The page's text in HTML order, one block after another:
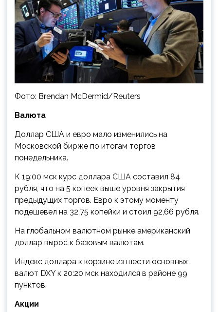
Фото: Brendan McDermid/Reuters
Валюта
Доллар США и евро мало изменились на
Московской бирже по итогам торгов
понедельника.
К 19:00 мск курс доллара США составил 84
рубля, что на 5 копеек выше уровня закрытия
предыдущих торгов. Евро к этому моменту
подешевел на 32,75 копейки и стоил 92,66 рубля.
На глобальном валютном рынке американский
доллар вырос к базовым валютам.
Индекс доллара к корзине из шести основных
валют DXY к 20:20 мск находился в районе 99
пунктов.
Акции